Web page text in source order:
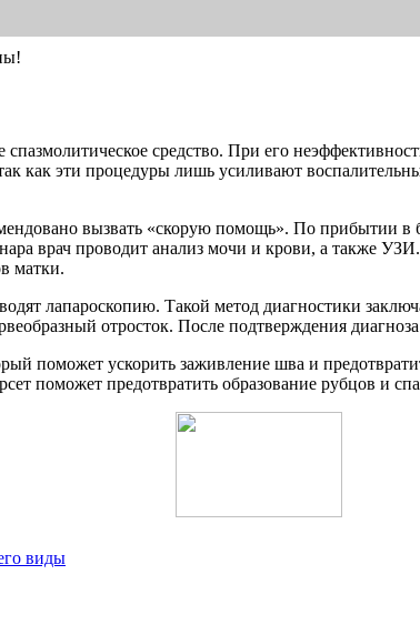
средство. При его
как эти процедуры лишь усиливают
вызвать «скорую помощь». По прибытии
врач проводит анализ мочи и крови, а также
матки.
лапароскопию. Такой метод диагностики
отросток. После подтверждения
поможет ускорить заживление шва и
поможет предотвратить образование рубцов и
виды